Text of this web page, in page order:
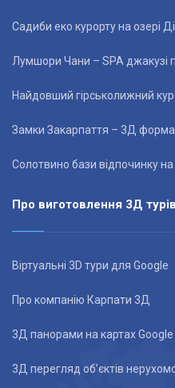
Садиби еко курорту на озері
Лумшори Чани – SPA джакузі
Найдовший гірськолижний
Замки Закарпаття – 3Д
Солотвино бази відпочинку
Про виготовлення 3Д
Віртуальні 3D тури для Google
Про компанію Карпати 3Д
3Д панорами на картах
3Д перегляд об’єктів